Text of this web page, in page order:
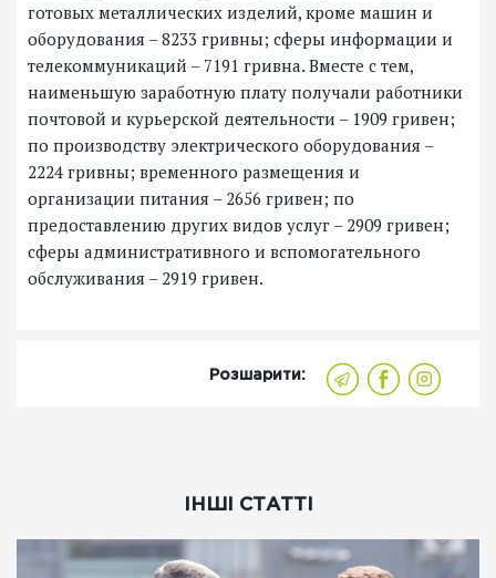
готовых металлических изделий, кроме машин и
оборудования – 8233 гривны; сферы информации и
телекоммуникаций – 7191 гривна. Вместе с тем,
наименьшую заработную плату получали работники
почтовой и курьерской деятельности – 1909 гривен;
по производству электрического оборудования –
2224 гривны; временного размещения и
организации питания – 2656 гривен; по
предоставлению других видов услуг – 2909 гривен;
сферы административного и вспомогательного
обслуживания – 2919 гривен.
Розшарити:
ІНШІ СТАТТІ